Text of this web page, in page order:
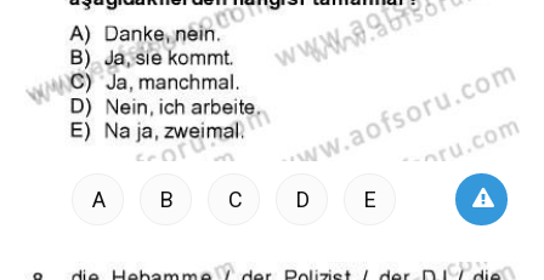
A B C D E